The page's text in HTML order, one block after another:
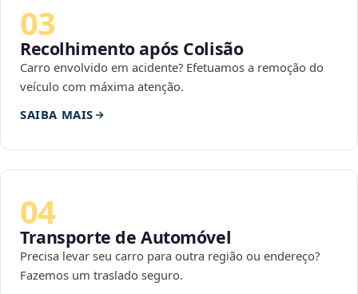
03
Recolhimento após Colisão
Carro envolvido em acidente? Efetuamos a remoção do
veículo com máxima atenção.
SAIBA MAIS
04
Transporte de Automóvel
Precisa levar seu carro para outra região ou endereço?
Fazemos um traslado seguro.